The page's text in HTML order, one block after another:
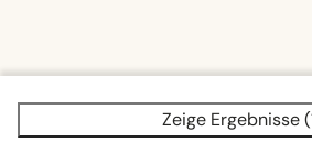
Zeige Ergebnisse